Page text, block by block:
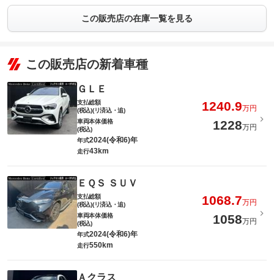
この販売店の在庫一覧を見る
この販売店の新着車種
ＧＬＥ
支払総額
(税込)(リ済込・追)
1240.9万円
車両本体価格
(税込)
1228万円
年式2024(令和6)年
走行43km
ＥＱＳ ＳＵＶ
支払総額
(税込)(リ済込・追)
1068.7万円
車両本体価格
(税込)
1058万円
年式2024(令和6)年
走行550km
Ａクラス